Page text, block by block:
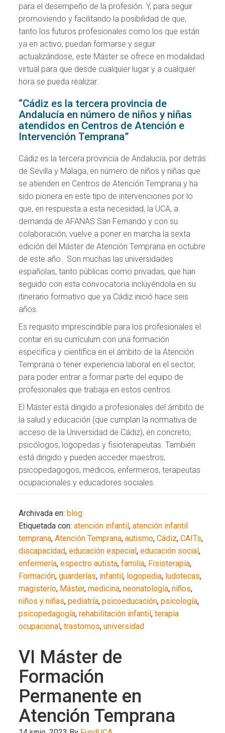
para el desempeño de la profesión. Y, para seguir
promoviendo y facilitando la posibilidad de que,
tanto los futuros profesionales como los que están
ya en activo, puedan formarse y seguir
actualizándose, este Máster se ofrece en modalidad
virtual para que desde cualquier lugar y a cualquier
hora se pueda realizar.
“Cádiz es la tercera provincia de
Andalucía en número de niños y niñas
atendidos en Centros de Atención e
Intervención Temprana”
Cádiz es la tercera provincia de Andalucía, por detrás
de Sevilla y Málaga, en número de niños y niñas que
se atienden en Centros de Atención Temprana y ha
sido pionera en este tipo de intervenciones por lo
que, en respuesta a esta necesidad, la UCA, a
demanda de AFANAS San Fernando y con su
colaboración, vuelve a poner en marcha la sexta
edición del Máster de Atención Temprana en octubre
de este año. Son muchas las universidades
españolas, tanto públicas como privadas, que han
seguido con esta convocatoria incluyéndola en su
itinerario formativo que ya Cádiz inició hace seis
años.
Es requisito imprescindible para los profesionales el
contar en su currículum con una formación
específica y científica en el ámbito de la Atención
Temprana o tener experiencia laboral en el sector,
para poder entrar a formar parte del equipo de
profesionales que trabaja en estos centros.
El Máster está dirigido a profesionales del ámbito de
la salud y educación (que cumplan la normativa de
acceso de la Universidad de Cádiz), en concreto,
psicólogos, logopedas y fisioterapeutas. También
está dirigido y pueden acceder maestros,
psicopedagogos, médicos, enfermeros, terapeutas
ocupacionales y educadores sociales.
Archivada en:blog
Etiquetada con:atención infantil,atención infantil
temprana,Atención Temprana,autismo,Cádiz,CAITs,
discapacidad,educación especial,educación social,
enfermería,espectro autista,familia, Fisioterapia,
Formación,guarderías, infantil, logopedia, ludotecas,
magisterio, Máster,medicina,neonatología,niños,
niños y niñas,pediatría,psicoeducación,psicología,
psicopedagogía,rehabilitación infantil,terapia
ocupacional,trastornos,universidad
VI Máster de
Formación
Permanente en
Atención Temprana